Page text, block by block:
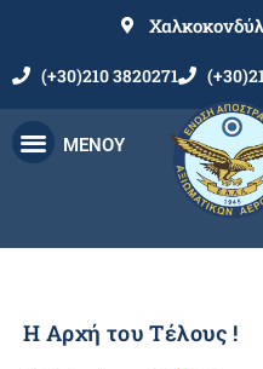
(+30)210 3820271
ΜΕΝΟΥ
Η Αρχή του Τέλους !